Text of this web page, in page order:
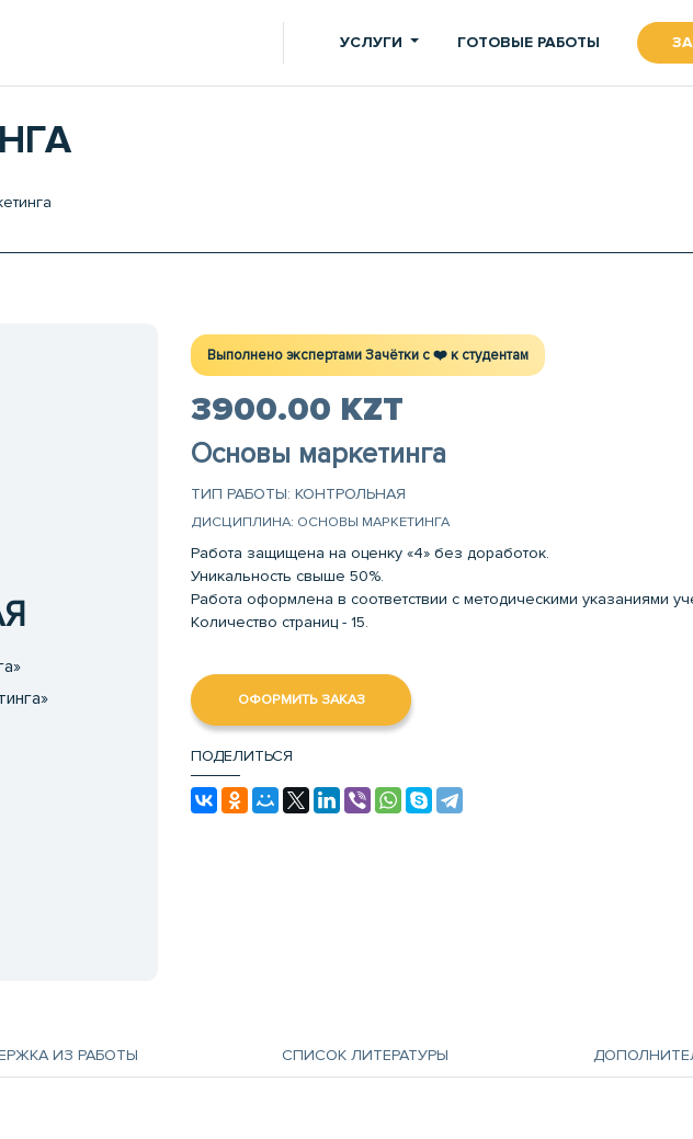
УСЛУГИ ГОТОВЫЕ РАБОТЫ
Выполнено экспертами Зачётки c ❤️ к студентам
3900.00 KZT
Основы маркетинга
ТИП РАБОТЫ: КОНТРОЛЬНАЯ
ДИСЦИПЛИНА: ОСНОВЫ МАРКЕТИНГА
Работа защищена на оценку «4» без доработок.
Уникальность свыше 50%.
Работа оформлена в соответствии с методическими указаниями
Количество страниц - 15.
ОФОРМИТЬ ЗАКАЗ
ПОДЕЛИТЬСЯ
ИЗ РАБОТЫ СПИСОК ЛИТЕРАТУРЫ